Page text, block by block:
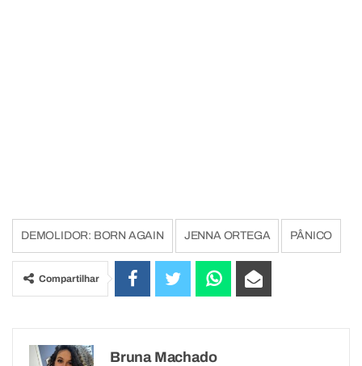
DEMOLIDOR: BORN AGAIN JENNA ORTEGA PÂNICO
Compartilhar
Bruna Machado